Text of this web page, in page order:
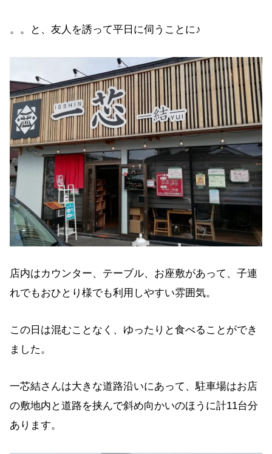
。。と、友人を誘って平日に伺うことに♪
店内はカウンター、テーブル、お座敷があって、子連
れでもおひとり様でも利用しやすい雰囲気。
この日は混むことなく、ゆったりと食べることができ
ました。
一芯結さんは大きな道路沿いにあって、駐車場はお店
の敷地内と道路を挟んで斜め向かいのほうに計11台分
あります。